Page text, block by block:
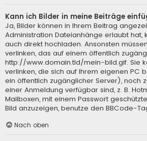
Kann ich Bilder in meine Beiträge
Ja, Bilder können in Ihrem Beitrag
Administration Dateianhänge erlaubt hat,
auch direkt hochladen. Ansonsten
verlinken, das auf einem öffentlich
http://www.domain.tld/mein-bild.gif. Sie
verlinken, die sich auf Ihrem eigenen PC
ein öffentlich zugänglicher Server), noch
einer Anmeldung verfügbar sind, z. B.
Mailboxen, mit einem Passwort
Bild anzuzeigen, benutze den BBCode-
Nach oben